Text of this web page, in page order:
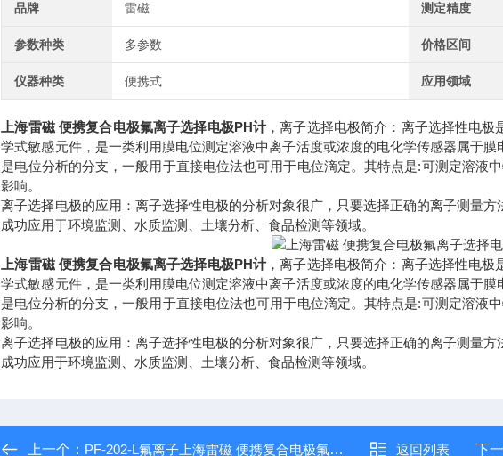
品牌 雷磁 测定精度
参数种类 多参数 价格区间
仪器种类 便携式 应用领域
上海雷磁 便携复合电极氟离子选择电极PH计，离子选择电极简介：离子选择性电
学式敏感元件，是一类利用膜电位测定溶液中离子活度或浓度的电化学传感器属于
是电位分析的分支，一般用于直接电位法也可用于电位滴定。其特点是:可测定溶液
影响。
离子选择电极的应用：离子选择性电极的分析对象很广，只要选择正确的离子测量
成功应用于环境监测、水质监测、土壤分析、食品检测等领域。
上海雷磁 便携复合电极氟离子选择电极PH计，离子选择电极简介：离子选择性电
学式敏感元件，是一类利用膜电位测定溶液中离子活度或浓度的电化学传感器属于
是电位分析的分支，一般用于直接电位法也可用于电位滴定。其特点是:可测定溶液
影响。
离子选择电极的应用：离子选择性电极的分析对象很广，只要选择正确的离子测量
成功应用于环境监测、水质监测、土壤分析、食品检测等领域。
上一个： PF-202-L氟离子上海雷磁 便携复合电极氟离子选择电极PH计 返回列表 下